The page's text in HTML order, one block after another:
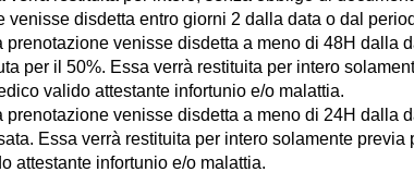
venisse disdetta entro giorni 2 dalla data o dal
prenotazione venisse disdetta a meno di 48H dalla
per il 50%. Essa verrà restituita per intero
valido attestante infortunio e/o malattia.
prenotazione venisse disdetta a meno di 24H dalla
Essa verrà restituita per intero solamente
attestante infortunio e/o malattia.